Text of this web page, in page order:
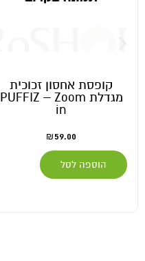
קופסת אחסון זכוכית
מגדלת PUFFIZ – Zoom
in
₪59.00
הוספה לסל